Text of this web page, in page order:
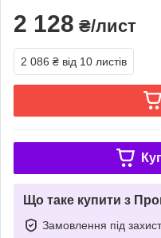
2 128 ₴/лист
2 086 ₴ від 10 листів
Що таке купити з
Замовлення під